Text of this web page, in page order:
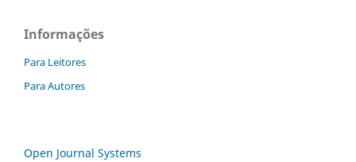
Informações
Para Leitores
Para Autores
Open Journal Systems